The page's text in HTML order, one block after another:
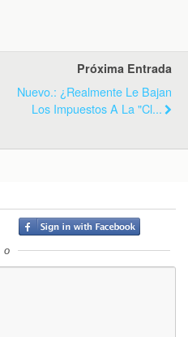
Próxima Entrada
Nuevo.: ¿Realmente Le Bajan
Los Impuestos A La "Cl...
o